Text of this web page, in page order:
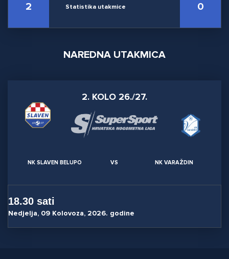
2 Statistika utakmice 0
NAREDNA UTAKMICA
2. KOLO 26./27.
NK SLAVEN BELUPO VS NK VARAŽDIN
18.30 sati
Nedjelja, 09 Kolovoza, 2026. godine